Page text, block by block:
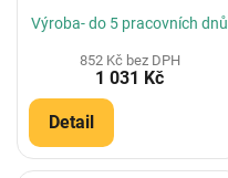
(Konfigurátor)
Výroba- do 5 pracovních dnů
852 Kč bez DPH
1 031 Kč
Detail